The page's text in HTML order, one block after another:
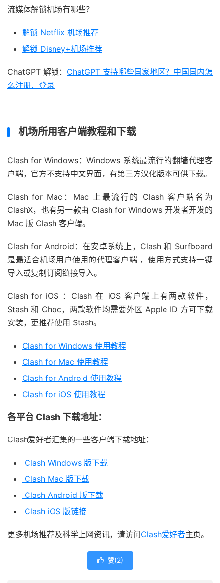
流媒体解锁机场有哪些？
解锁 Netflix 机场推荐
解锁 Disney+机场推荐
ChatGPT 解锁： ChatGPT 支持哪些国家地区？中国国内怎
么注册、登录
机场所用客户端教程和下载
Clash for Windows：Windows 系统最流行的翻墙代理客
户端，官方不支持中文界面，有第三方汉化版本可供下载。
Clash for Mac：Mac 上最流行的 Clash 客户端名为
ClashX，也有另一款由 Clash for Windows 开发者开发的
Mac 版 Clash 客户端。
Clash for Android：在安卓系统上，Clash 和 Surfboard
是最适合机场用户使用的代理客户端 ，使用方式支持一键
导入或复制订阅链接导入。
Clash for iOS ：Clash 在 iOS 客户端上有两款软件，
Stash 和 Choc，两款软件均需要外区 Apple ID 方可下载
安装，更推荐使用 Stash。
Clash for Windows 使用教程
Clash for Mac 使用教程
Clash for Android 使用教程
Clash for iOS 使用教程
各平台 Clash 下载地址：
Clash爱好者汇集的一些客户端下载地址：
Clash Windows 版下载
Clash Mac 版下载
Clash Android 版下载
Clash iOS 版链接
更多机场推荐及科学上网资讯，请访问Clash爱好者主页。
 赞(2)